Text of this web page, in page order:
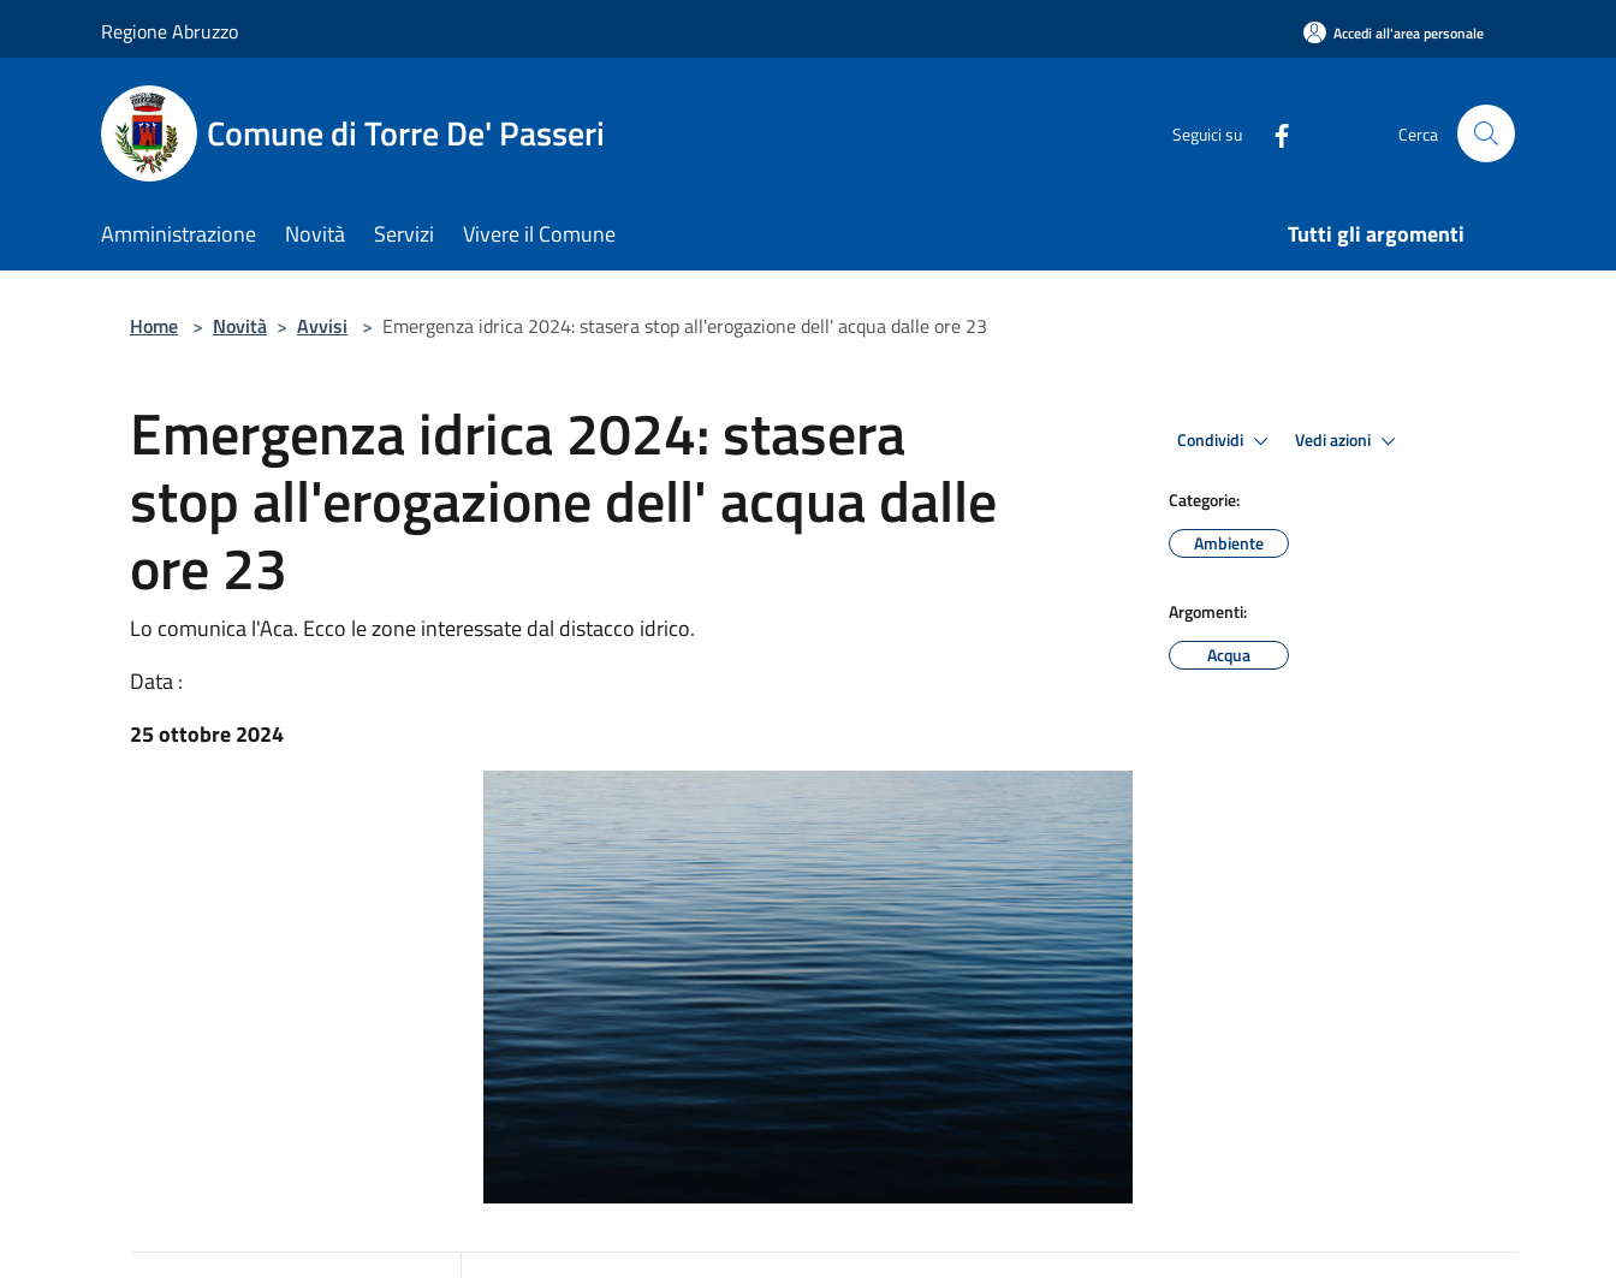
Regione Abruzzo Accedi all'area personale
Comune di Torre De' Passeri Seguici su Cerca
Amministrazione Novità Servizi Vivere il Comune Tutti gli argomenti
Home > Novità > Avvisi > Emergenza idrica 2024: stasera stop all'erogazione dell' acqua dalle ore 23
Emergenza idrica 2024: stasera
stop all'erogazione dell' acqua dalle
ore 23
Lo comunica l'Aca. Ecco le zone interessate dal distacco idrico.
Data :
25 ottobre 2024
Condividi Vedi azioni
Categorie:
Ambiente
Argomenti:
Acqua